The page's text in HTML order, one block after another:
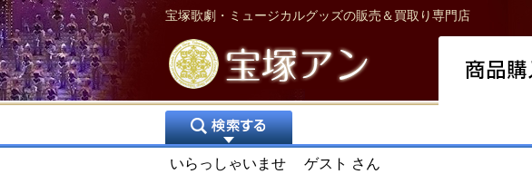
宝塚歌劇・ミュージカルグッズの販売＆買取り専門店
いらっしゃいませ ゲスト さん